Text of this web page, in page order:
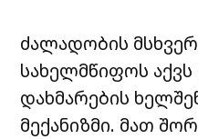
ძალადობის
სახელმწიფოს
დახმარების
მექანიზმი. მათ